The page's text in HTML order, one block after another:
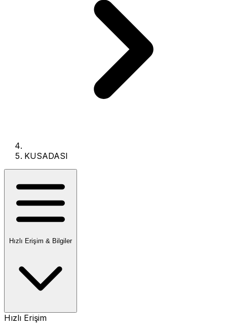
KUSADASI
Hızlı Erişim & Bilgiler
Hızlı Erişim